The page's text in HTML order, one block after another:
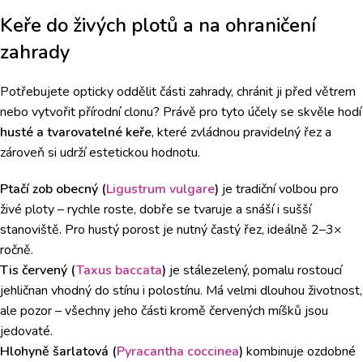
Keře do živých plotů a na ohraničení
zahrady
Potřebujete opticky oddělit části zahrady, chránit ji před větrem
nebo vytvořit přírodní clonu? Právě pro tyto účely se skvěle hodí
husté a tvarovatelné keře, které zvládnou pravidelný řez a
zároveň si udrží estetickou hodnotu.
Ptačí zob obecný (Ligustrum vulgare) je tradiční volbou pro
živé ploty – rychle roste, dobře se tvaruje a snáší i sušší
stanoviště. Pro hustý porost je nutný častý řez, ideálně 2–3×
ročně.
Tis červený (Taxus baccata) je stálezelený, pomalu rostoucí
jehličnan vhodný do stínu i polostínu. Má velmi dlouhou životnost,
ale pozor – všechny jeho části kromě červených míšků jsou
jedovaté.
Hlohyně šarlatová (Pyracantha coccinea) kombinuje ozdobné